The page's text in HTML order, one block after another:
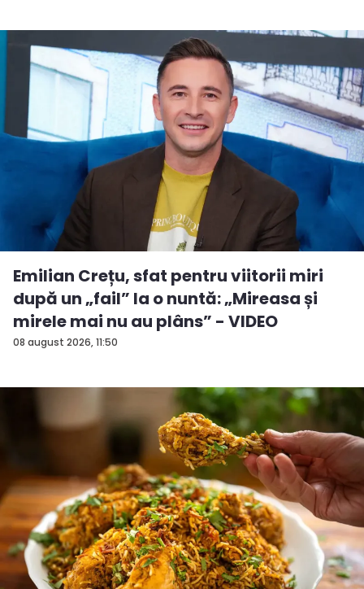
08 august 2026, 11:50
Emilian Crețu, sfat pentru viitorii miri
după un „fail” la o nuntă: „Mireasa și
mirele mai nu au plâns” - VIDEO